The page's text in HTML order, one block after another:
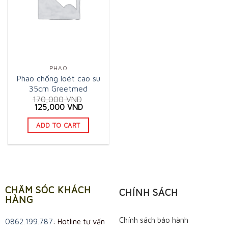
PHAO
Phao chống loét cao su
35cm Greetmed
170,000VND
Original
price
was:
170,000 VND.
125,000 VNDCurrent
is:
ADD TO CART
CHĂM SÓC KHÁCH
HÀNG
0862.199.787: Hotline tư vấn
CHÍNH SÁCH
Chính sách bảo hành